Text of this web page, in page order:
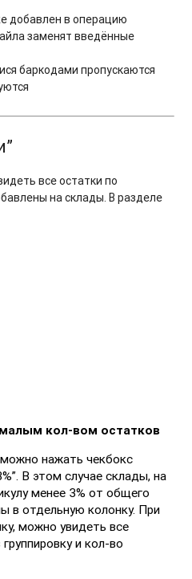
добавлен в операцию
заменят введённые
баркодами пропускаются
все остатки по
на склады. В разделе
кол-вом остатков
нажать чекбокс
В этом случае склады, на
менее 3% от общего
в отдельную колонку. При
можно увидеть все
и кол-во